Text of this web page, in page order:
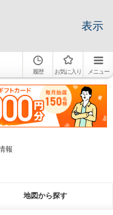
表示
履歴 お気に入り メニュー
報
地図から探す